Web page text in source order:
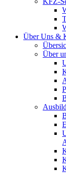
Über Uns &
Über